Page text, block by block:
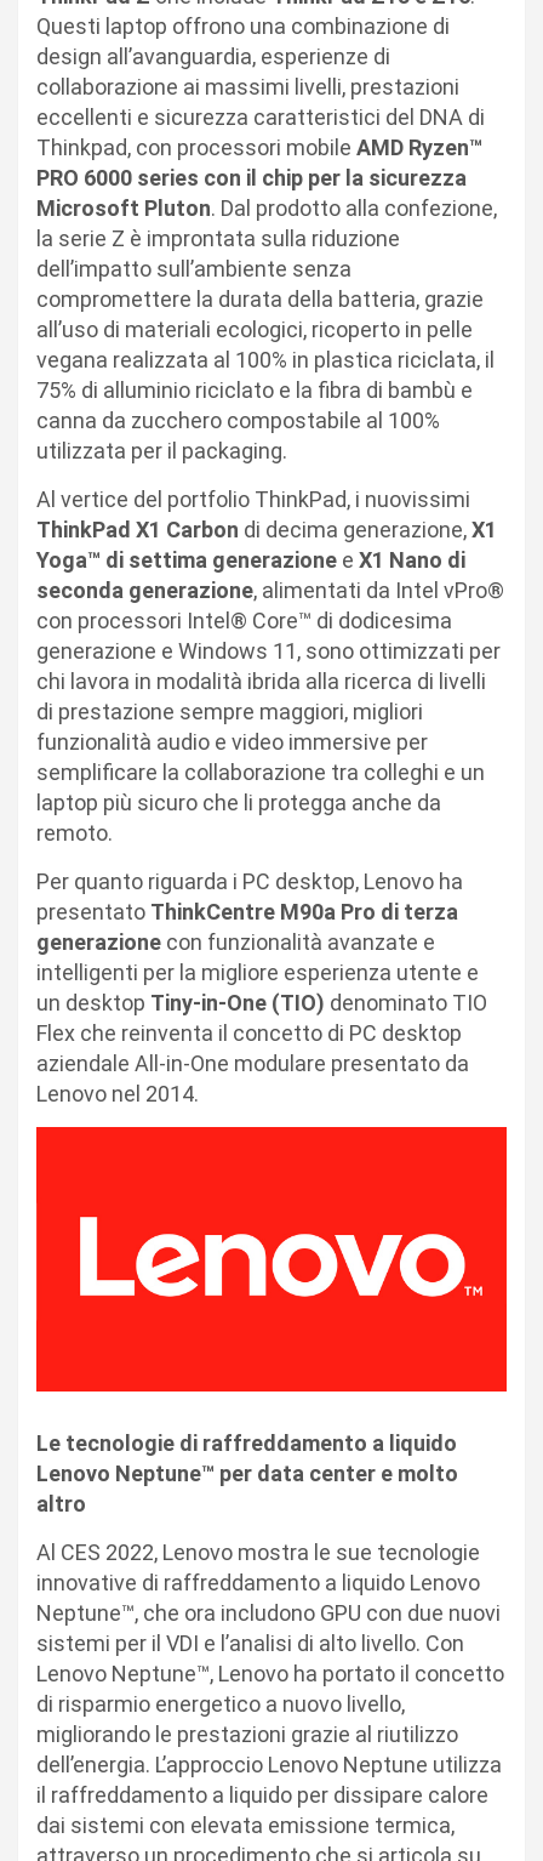
Questi laptop offrono una combinazione di
design all’avanguardia, esperienze di
collaborazione ai massimi livelli, prestazioni
eccellenti e sicurezza caratteristici del DNA di
Thinkpad, con processori mobile AMD Ryzen™
PRO 6000 series con il chip per la sicurezza
Microsoft Pluton. Dal prodotto alla confezione,
la serie Z è improntata sulla riduzione
dell’impatto sull’ambiente senza
compromettere la durata della batteria, grazie
all’uso di materiali ecologici, ricoperto in pelle
vegana realizzata al 100% in plastica riciclata, il
75% di alluminio riciclato e la fibra di bambù e
canna da zucchero compostabile al 100%
utilizzata per il packaging.
Al vertice del portfolio ThinkPad, i nuovissimi
ThinkPad X1 Carbon di decima generazione,X1
Yoga™ di settima generazione e X1 Nano di
seconda generazione, alimentati da Intel vPro®
con processori Intel® Core™ di dodicesima
generazione e Windows 11, sono ottimizzati per
chi lavora in modalità ibrida alla ricerca di livelli
di prestazione sempre maggiori, migliori
funzionalità audio e video immersive per
semplificare la collaborazione tra colleghi e un
laptop più sicuro che li protegga anche da
remoto.
Per quanto riguarda i PC desktop, Lenovo ha
presentato ThinkCentre M90a Pro di terza
generazione con funzionalità avanzate e
intelligenti per la migliore esperienza utente e
un desktop Tiny-in-One (TIO) denominato TIO
Flex che reinventa il concetto di PC desktop
aziendale All-in-One modulare presentato da
Lenovo nel 2014.
Le tecnologie di raffreddamento a liquido
Lenovo Neptune™ per data center e molto
altro
Al CES 2022, Lenovo mostra le sue tecnologie
innovative di raffreddamento a liquido Lenovo
Neptune™, che ora includono GPU con due nuovi
sistemi per il VDI e l’analisi di alto livello. Con
Lenovo Neptune™, Lenovo ha portato il concetto
di risparmio energetico a nuovo livello,
migliorando le prestazioni grazie al riutilizzo
dell’energia. L’approccio Lenovo Neptune utilizza
il raffreddamento a liquido per dissipare calore
dai sistemi con elevata emissione termica,
attraverso un procedimento che si articola su